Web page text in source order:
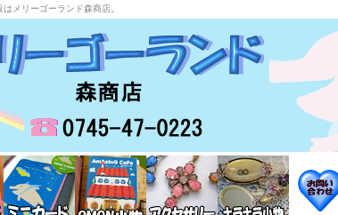
メリーゴーランド森商店。